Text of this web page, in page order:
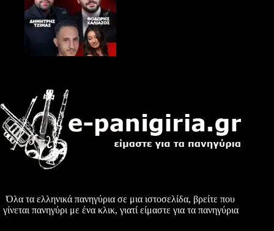
Όλα τα ελληνικά πανηγύρια σε μια ιστοσελίδα, βρείτε που
γίνεται πανηγύρι με ένα κλικ, γιατί είμαστε για τα πανηγύρια